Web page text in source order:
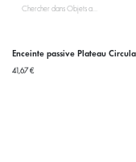
Enceinte passive Plateau
41,67€